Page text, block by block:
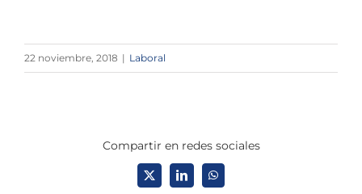
22 noviembre, 2018 | Laboral
Compartir en redes sociales
X LinkedInWhatsApp